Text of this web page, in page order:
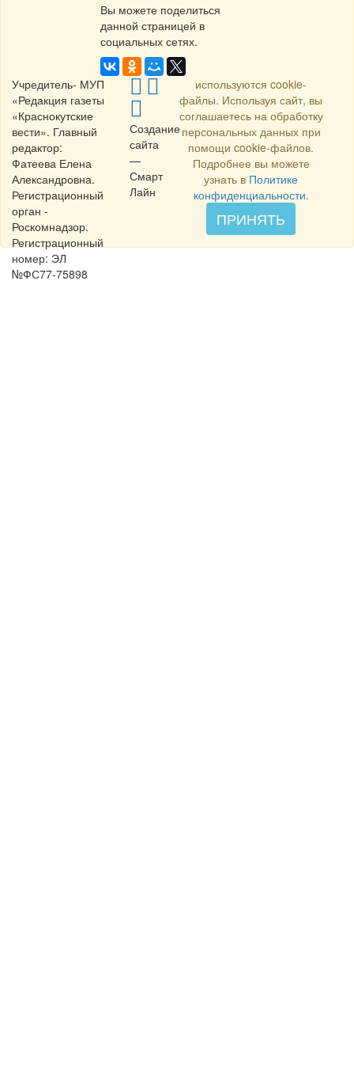
Вы можете поделиться
данной страницей в
социальных сетях.
Учредитель- МУП
«Редакция газеты
«Краснокутские
вести». Главный
редактор:
Фатеева Елена
Александровна.
Регистрационный
орган -
Роскомнадзор.
Регистрационный
номер: ЭЛ
№ФС77-75898
Создание
сайта
—
Смарт
Лайн
используются cookie-
файлы. Используя сайт, вы
соглашаетесь на обработку
персональных данных при
помощи cookie-файлов.
Подробнее вы можете
узнать в Политике
конфиденциальности.
ПРИНЯТЬ